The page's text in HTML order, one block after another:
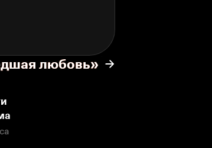
любовь»